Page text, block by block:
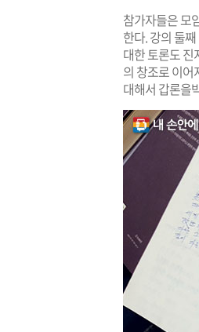
참가자들은 모
한다. 강의 둘
대한 토론도 진
의 창조로 이어
대해서 갑론을